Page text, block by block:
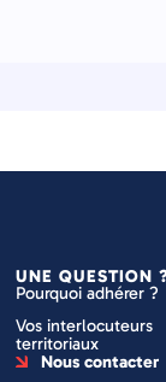
UNE QUESTION
Pourquoi adhérer ?
Vos interlocuteurs
territoriaux
Nous contacter